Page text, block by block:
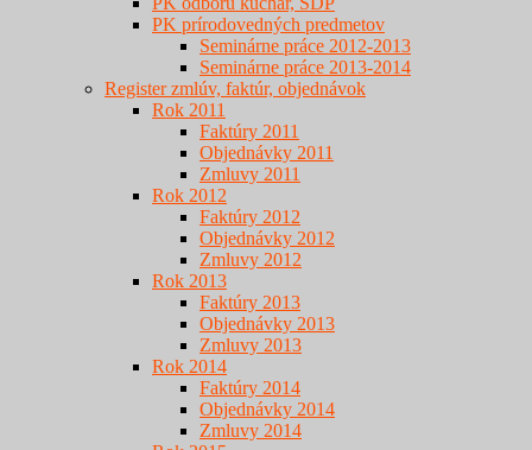
PK prírodovedných predmetov
Seminárne práce 2012-2013
Seminárne práce 2013-2014
Register zmlúv, faktúr, objednávok
Rok 2011
Faktúry 2011
Objednávky 2011
Zmluvy 2011
Rok 2012
Faktúry 2012
Objednávky 2012
Zmluvy 2012
Rok 2013
Faktúry 2013
Objednávky 2013
Zmluvy 2013
Rok 2014
Faktúry 2014
Objednávky 2014
Zmluvy 2014